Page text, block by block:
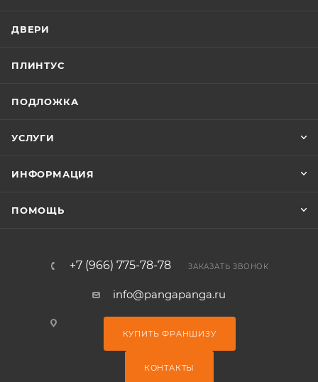
ДВЕРИ
ПЛИНТУС
ПОДЛОЖКА
УСЛУГИ
ИНФОРМАЦИЯ
ПОМОЩЬ
+7 (966) 775-78-78 ЗАКАЗАТЬ ЗВОНОК
info@pangapanga.ru
КУПИТЬ ФРАНШИЗУ
КОНТАКТЫ